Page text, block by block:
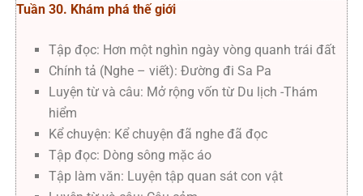
Tuần 30. Khám phá thế giới
Tập đọc: Hơn một nghìn ngày vòng quanh trái đất
Chính tả (Nghe – viết): Đường đi Sa Pa
Luyện từ và câu: Mở rộng vốn từ Du lịch -Thám
hiểm
Kể chuyện: Kể chuyện đã nghe đã đọc
Tập đọc: Dòng sông mặc áo
Tập làm văn: Luyện tập quan sát con vật